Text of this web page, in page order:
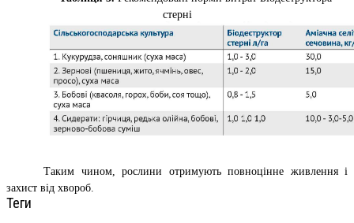
стерні
Таким чином, рослини отримують повноцінне живлення і
захист від хвороб.
Теги